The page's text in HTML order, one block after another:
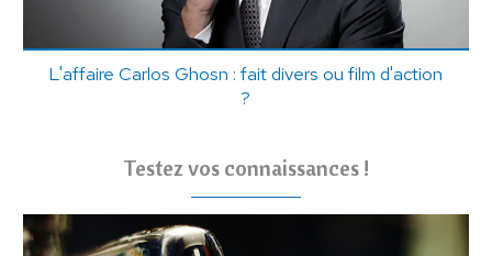
L'affaire Carlos Ghosn : fait divers ou film d'action
?
Testez vos connaissances !